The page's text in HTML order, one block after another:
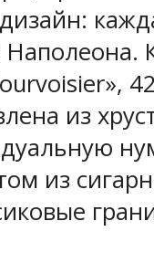
из
из